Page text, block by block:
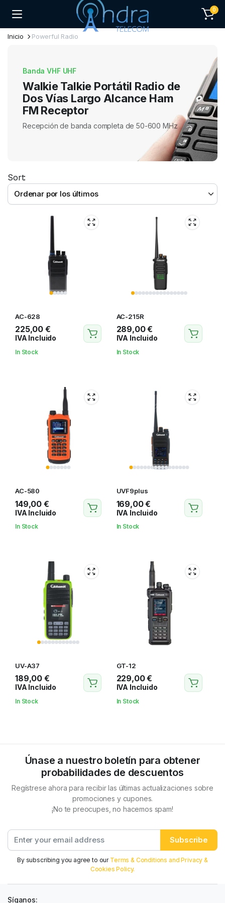
0
Inicio Powerful Radio
Banda VHF UHF
Walkie Talkie Portátil Radio de
Dos Vías Largo Alcance Ham
FM Receptor
Recepción de banda completa de 50-600 MHz
Sort:
AC-628
225,00 €
IVA Incluido
In Stock
AC-215R
289,00€
IVA Incluido
In Stock
AC-580
149,00 €
IVA Incluido
In Stock
UVF9plus
169,00€
IVA Incluido
In Stock
UV-A37
189,00 €
IVA Incluido
In Stock
GT-12
229,00€
IVA Incluido
In Stock
Únase a nuestro boletín para obtener
probabilidades de descuentos
Regístrese ahora para recibir las últimas actualizaciones sobre
promociones y cupones.
¡No te preocupes, no hacemos spam!
Subscribe
By subscribing you agree to our Terms & Conditions and Privacy &
Cookies Policy.
Síganos: